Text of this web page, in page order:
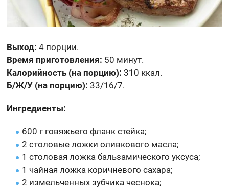
Выход: 4 порции.
Время приготовления: 50 минут.
Калорийность (на порцию): 310 ккал.
Б/Ж/У (на порцию): 33/16/7.
Ингредиенты:
600 г говяжьего фланк стейка;
2 столовые ложки оливкового масла;
1 столовая ложка бальзамического уксуса;
1 чайная ложка коричневого сахара;
2 измельченных зубчика чеснока;